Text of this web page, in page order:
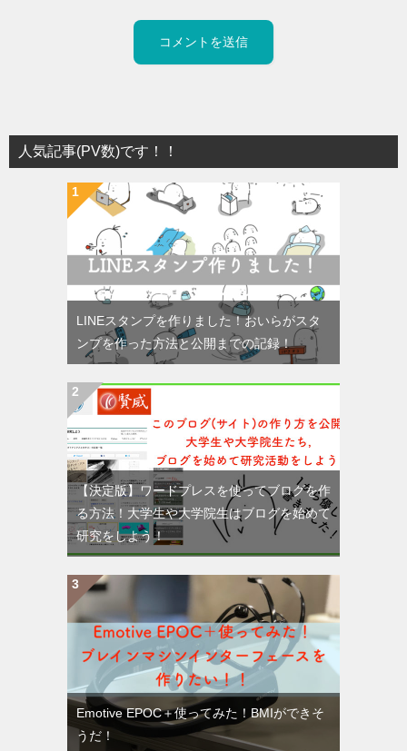
人気記事(PV数)です！！
LINEスタンプを作りました！おいらがスタ
ンプを作った方法と公開までの記録！
【決定版】ワードプレスを使ってブログを作
る方法！大学生や大学院生はブログを始めて
研究をしよう！
Emotive EPOC＋使ってみた！BMIができそ
うだ！